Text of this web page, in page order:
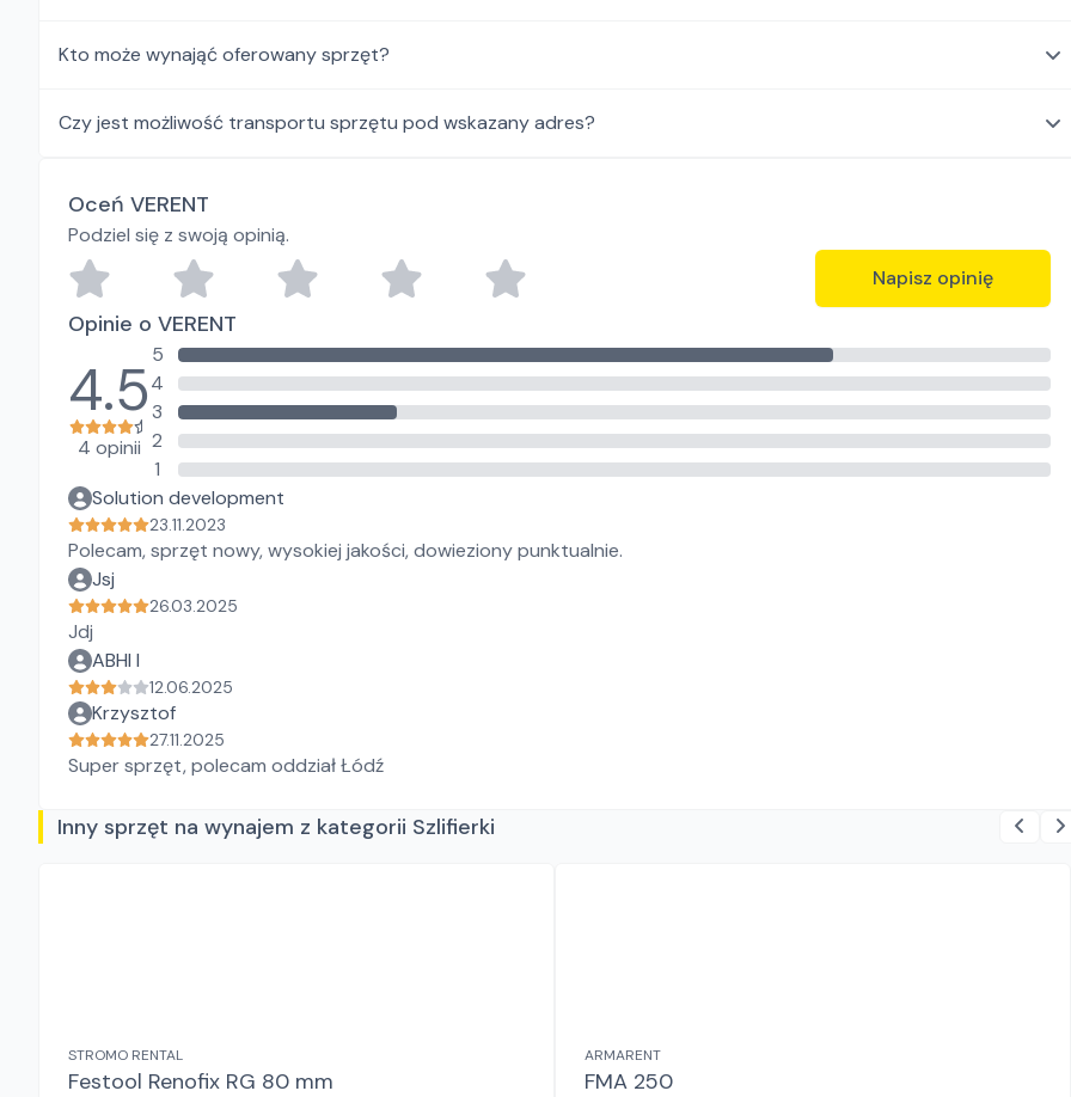
Kto może wynająć oferowany sprzęt?
Czy jest możliwość transportu sprzętu pod wskazany adres?
Oceń VERENT
Podziel się z swoją opinią.
Napisz opinię
Opinie o VERENT
4.5
4 opinii
5
4
3
2
1
Solution development
23.11.2023
Polecam, sprzęt nowy, wysokiej jakości, dowieziony punktualnie.
Jsj
26.03.2025
Jdj
ABHI I
12.06.2025
Krzysztof
27.11.2025
Super sprzęt, polecam oddział Łódź
Inny sprzęt na wynajem z kategorii Szlifierki
STROMO RENTAL
Festool Renofix RG 80 mm
ARMARENT
FMA 250